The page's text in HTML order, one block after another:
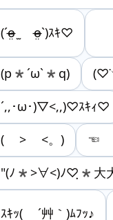
(ˊo̴̶̷̤ ̫ o̴̶̷̤ˋ)ｽｷ♡
(p*´ω`*q)
´,,･ω･)▽<,,)♡ｽｷｨ♡
( > <。) ☜
"(ﾉ*>∀<)ﾉ♡ฺ*大大
ｽｷｯ( ´艸｀)ﾑﾌｯ♪